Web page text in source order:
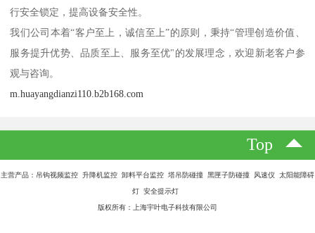
行安全锁定，提高设备安全性。
我们公司本着“客户至上，诚信至上”的原则，秉持“管理创造价值、
服务提升优势、品质至上、服务至优"的发展理念，欢迎新老客户参
观与咨询。
m.huayangdianzi110.b2b168.com
Top
主营产品：吊钩视频监控 升降机监控 卸料平台监控 塔吊防碰撞 黑匣子防碰撞 风速仪 太阳能障碍
灯 安全提示灯
版权所有：上海宇叶电子科技有限公司